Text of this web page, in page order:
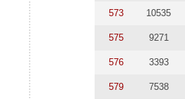
573 10535
575 9271
576 3393
579 7538